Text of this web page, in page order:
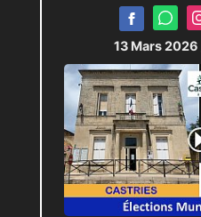
13 Mars 2026